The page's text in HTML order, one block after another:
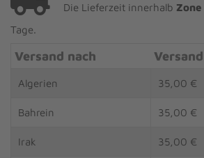
Die Lieferzeit innerhalb Zone
Tage.
Versand nach
Algerien 35,00 €
Bahrein 35,00 €
Irak 35,00 €